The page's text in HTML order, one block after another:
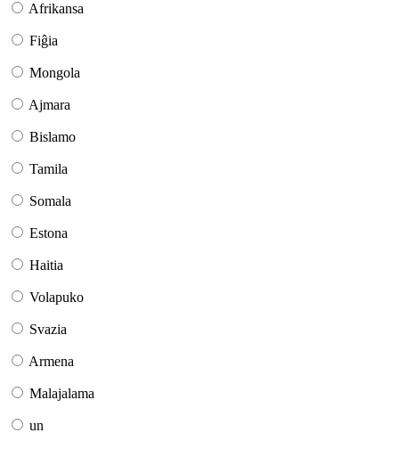
Afrikansa
Fiĝia
Mongola
Ajmara
Bislamo
Tamila
Somala
Estona
Haitia
Volapuko
Svazia
Armena
Malajalama
un